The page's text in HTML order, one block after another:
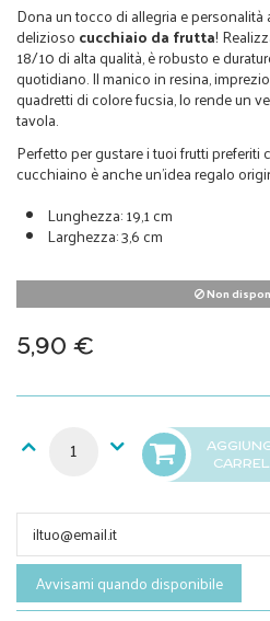
Dona un tocco di allegria e
delizioso cucchiaio da frutta!
18/10 di alta qualità, è robusto e
quotidiano. Il manico in resina,
quadretti di colore fucsia, lo rende un
tavola.
Perfetto per gustare i tuoi frutti preferiti
cucchiaino è anche un'idea regalo
Lunghezza: 19,1 cm
Larghezza: 3,6 cm
Non
5,90 €
Avvisami quando disponibile